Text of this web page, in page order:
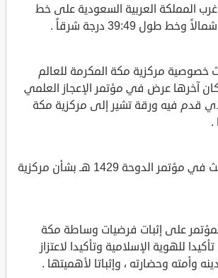
المملكة العربية السعودية على خط
خصوصية مركزية مكة المكرمة للعالم
آخرها عرض في مؤتمر الإعجاز العلمي
1432 هـ الذي قدم فيه ورقة تشير إلى مركزية مكة
.
كما قدم هذا البحث في مؤتمر الدوحة 1429 هـ بشأن مركزية
على إثبات فرضيات وساطة مكة
للهوية الإسلامية وتأكيدا لاعتزاز
وأمته وحضارته ، وإثباتا لأهميتها .